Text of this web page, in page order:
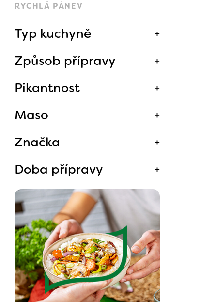
RYCHLÁ PÁNEV
Typ kuchyně
Způsob přípravy
Pikantnost
Maso
Značka
Doba přípravy